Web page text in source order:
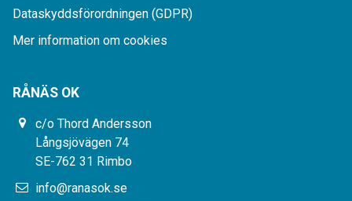
Dataskyddsförordningen (GDPR)
Mer information om cookies
RÅNÄS OK
c/o Thord Andersson
Långsjövägen 74
SE-762 31 Rimbo
info@ranasok.se